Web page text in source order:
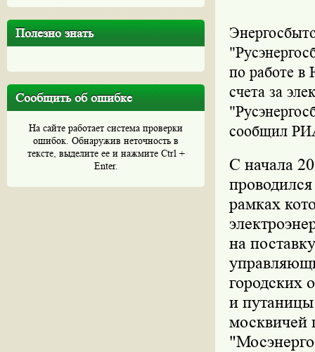
Полезно знать
Сообщить об ошибке
На сайте работает система проверки
ошибок. Обнаружив неточность в
тексте, выделите ее и нажмите Ctrl +
Enter.
по работе в
счета за
сообщил
С начала
рамках
на
городских
и
москвичей